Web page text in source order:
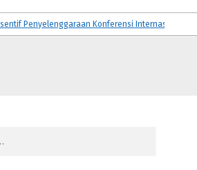
Penyelenggaraan Konferensi Internasional Tahun